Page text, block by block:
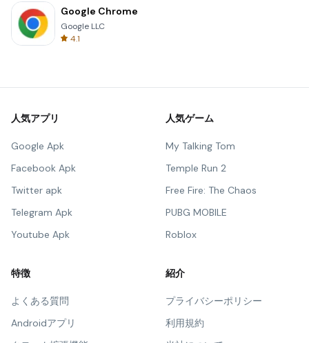
Google Chrome
Google LLC
4.1
人気アプリ
Google Apk
Facebook Apk
Twitter apk
Telegram Apk
Youtube Apk
人気ゲーム
My Talking Tom
Temple Run 2
Free Fire: The Chaos
PUBG MOBILE
Roblox
特徴
よくある質問
Androidアプリ
紹介
プライバシーポリシー
利用規約